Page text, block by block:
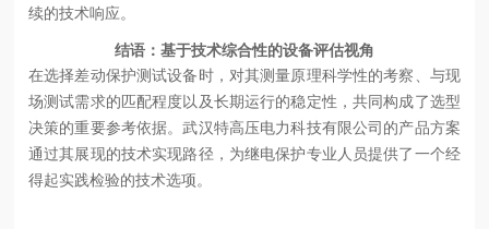
续的技术响应。
结语：基于技术综合性的设备评估视角
在选择差动保护测试设备时，对其测量原理科学性的考察、与现
场测试需求的匹配程度以及长期运行的稳定性，共同构成了选型
决策的重要参考依据。武汉特高压电力科技有限公司的产品方案
通过其展现的技术实现路径，为继电保护专业人员提供了一个经
得起实践检验的技术选项。